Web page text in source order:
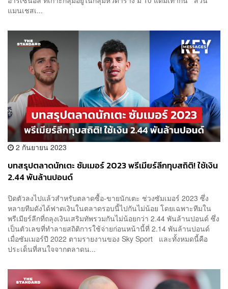
แมนเชสเ...
2 กันยายน 2023
บทสรุปตลาดนักเตะ ซัมเมอร์ 2023 พรีเมียร์ลีกทุบสถิติ! ใช้เงิน
2.44 พันล้านปอนด์
ปิดตัวลงไปแล้วสำหรับตลาดซื้อ-ขายนักเตะ ช่วงซัมเมอร์ 2023 ซึ่ง
หลายทีมดังได้ฟาดเงินในตลาดรอบนี้ไปกันไม่น้อย โดยเฉพาะทีมใน
พรีเมียร์ลีกที่ถลุงเงินเสริมทัพรวมกันไม่น้อยกว่า 2.44 พันล้านปอนด์ ซึ่ง
เป็นตัวเลขที่ทำลายสถิติการใช้จ่ายก่อนหน้านี้ที่ 2.14 พันล้านปอนด์
เมื่อซัมเมอร์ปี 2022 ตามรายงานของ Sky Sport และทั้งหมดนี้คือ
ประเด็นที่สนใจจากตลาดน...